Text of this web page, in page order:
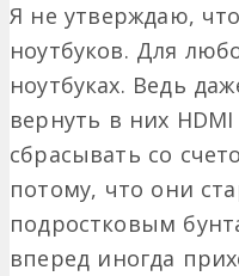
Я не утверждаю,
ноутбуков. Для
ноутбуках. Ведь
вернуть в них
сбрасывать со
потому, что они
подростковым
вперед иногда